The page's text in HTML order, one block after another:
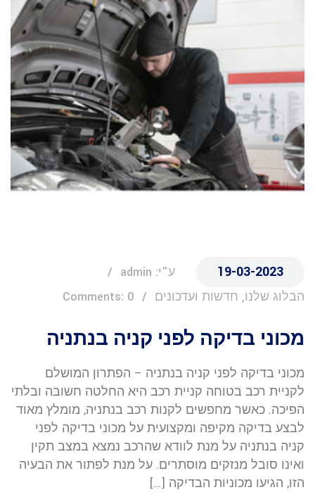
19-03-2023
ע"י: admin
הבלוג שלנו, חדשות ועדכונים
Comments: 0
מכוני בדיקה לפני קניה בנתניה
מכוני בדיקה לפני קניה בנתניה – הפתרון המושלם
לקניית רכב בטוחה קניית רכב היא החלטה חשובה ובלתי
הפיכה. כאשר מחפשים לקנות רכב בנתניה, מומלץ מאוד
לבצע בדיקה מקיפה ומקצועית על מכוני בדיקה לפני
קניה בנתניה על מנת לוודא שהרכב נמצא במצב תקין
ואינו סובל מנזקים מוסתרים. על מנת לפתור את הבעיה
הזו, הגיעו מכוניות הבדיקה […]